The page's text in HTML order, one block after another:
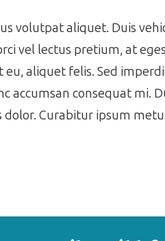
volutpat aliquet. Duis
vel lectus pretium, at
aliquet felis. Sed
accumsan consequat mi.
Curabitur ipsum